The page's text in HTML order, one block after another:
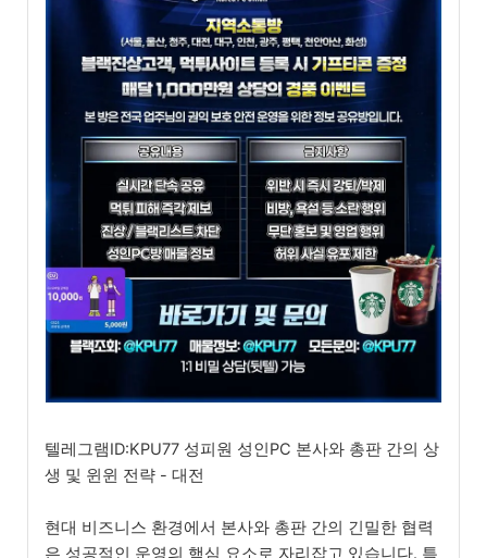
텔레그램ID:KPU77 성피원 성인PC 본사와 총판 간의 상
생 및 윈윈 전략 - 대전
현대 비즈니스 환경에서 본사와 총판 간의 긴밀한 협력